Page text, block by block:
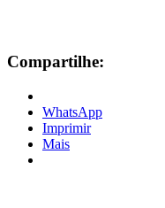
Compartilhe:
WhatsApp
Imprimir
Mais